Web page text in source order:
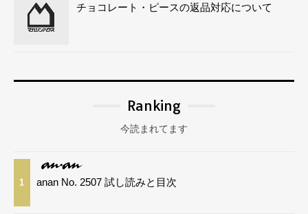
チョコレート・ピースの返品対応について
Ranking
今読まれてます
1 anan No. 2507 試し読みと目次